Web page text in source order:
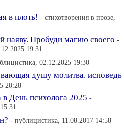
в плоть! - стихотворения в прозе,
наяву. Пробуди магию своего -
19:31
02.12.2025 19:30
душу молитва. исповедь
20:28
День психолога 2025 -
- публицистика, 11.08.2017 14:58